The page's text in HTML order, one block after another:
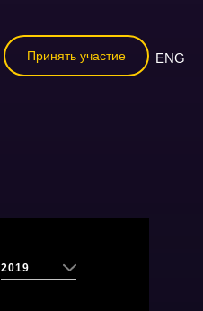
Принять участие ENG
2019